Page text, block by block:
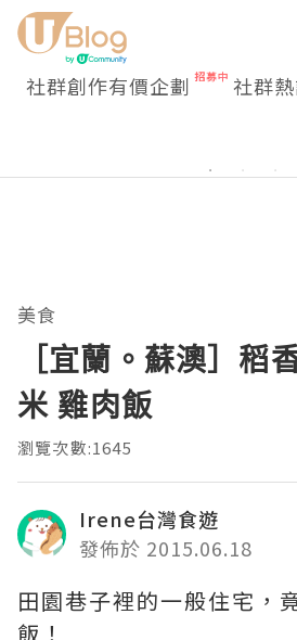
社群創作有價企劃 社群
美食
［宜蘭。蘇澳］稻
米 雞肉飯
瀏覽次數:1645
Irene台灣食遊
發佈於 2015.06.18
田園巷子裡的一般住宅，
飯！